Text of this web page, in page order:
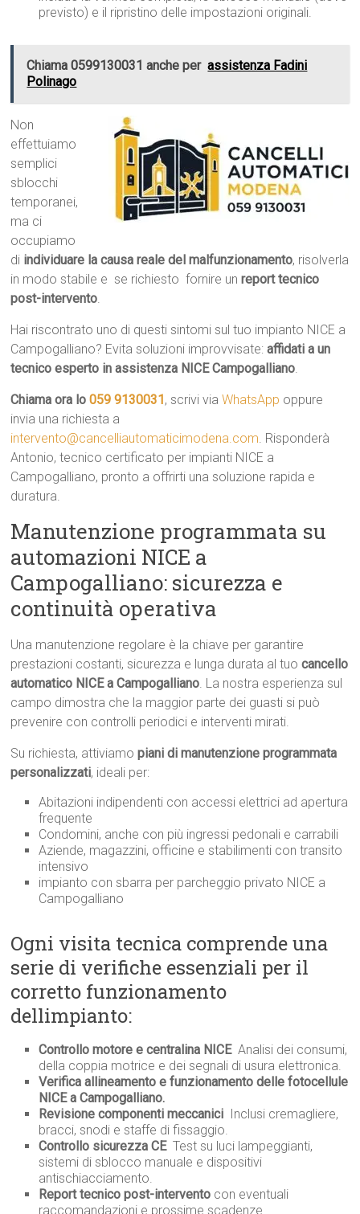
previsto) e il ripristino delle impostazioni originali.
Chiama 0599130031 anche per assistenza Fadini
Polinago
Non
effettuiamo
semplici
sblocchi
temporanei,
ma ci
occupiamo
di individuare la causa reale del malfunzionamento, risolverla
in modo stabile e  se richiesto  fornire unreport tecnico
post-intervento.
Hai riscontrato uno di questi sintomi sul tuo impianto NICE a
Campogalliano? Evita soluzioni improvvisate:affidati a un
tecnico esperto in assistenza NICE Campogalliano.
Chiama ora lo059 9130031 , scrivi viaWhatsApp oppure
invia una richiesta a
intervento@cancelliautomaticimodena.com. Risponderà
Antonio, tecnico certificato per impianti NICE a
Campogalliano, pronto a offrirti una soluzione rapida e
duratura.
Manutenzione programmata su
automazioni NICE a
Campogalliano: sicurezza e
continuità operativa
Una manutenzione regolare è la chiave per garantire
prestazioni costanti, sicurezza e lunga durata al tuocancello
automatico NICE a Campogalliano. La nostra esperienza sul
campo dimostra che la maggior parte dei guasti si può
prevenire con controlli periodici e interventi mirati.
Su richiesta, attiviamopiani di manutenzione programmata
personalizzati, ideali per:
Abitazioni indipendenti con accessi elettrici ad apertura
frequente
Condomini, anche con più ingressi pedonali e carrabili
Aziende, magazzini, officine e stabilimenti con transito
intensivo
impianto con sbarra per parcheggio privato NICE a
Campogalliano
Ogni visita tecnica comprende una
serie di verifiche essenziali per il
corretto funzionamento
dellimpianto:
Controllo motore e centralina NICE Analisi dei consumi,
della coppia motrice e dei segnali di usura elettronica.
Verifica allineamento e funzionamento delle fotocellule
NICE a Campogalliano.
Revisione componenti meccanici  Inclusi cremagliere,
bracci, snodi e staffe di fissaggio.
Controllo sicurezza CE Test su luci lampeggianti,
sistemi di sblocco manuale e dispositivi
antischiacciamento.
Report tecnico post-intervento con eventuali
raccomandazioni e prossime scadenze.